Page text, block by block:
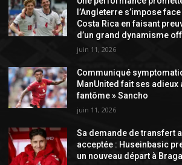
l’Angleterre s’impose face
Costa Rica en faisant
d’un grand dynamisme
juin 11, 2026
Communiqué
ManUnited fait ses adieux
fantôme » Sancho
juin 11, 2026
Sa demande de transfert
acceptée : Huseinbasic
un nouveau départ à Braga